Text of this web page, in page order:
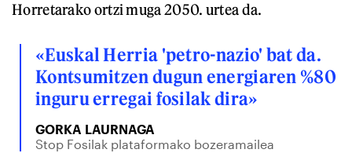
Horretarako ortzi muga 2050. urtea da.
«Euskal Herria 'petro-nazio' bat da.
Kontsumitzen dugun energiaren %80
inguru erregai fosilak dira»
GORKA LAURNAGA
Stop Fosilak plataformako bozeramailea